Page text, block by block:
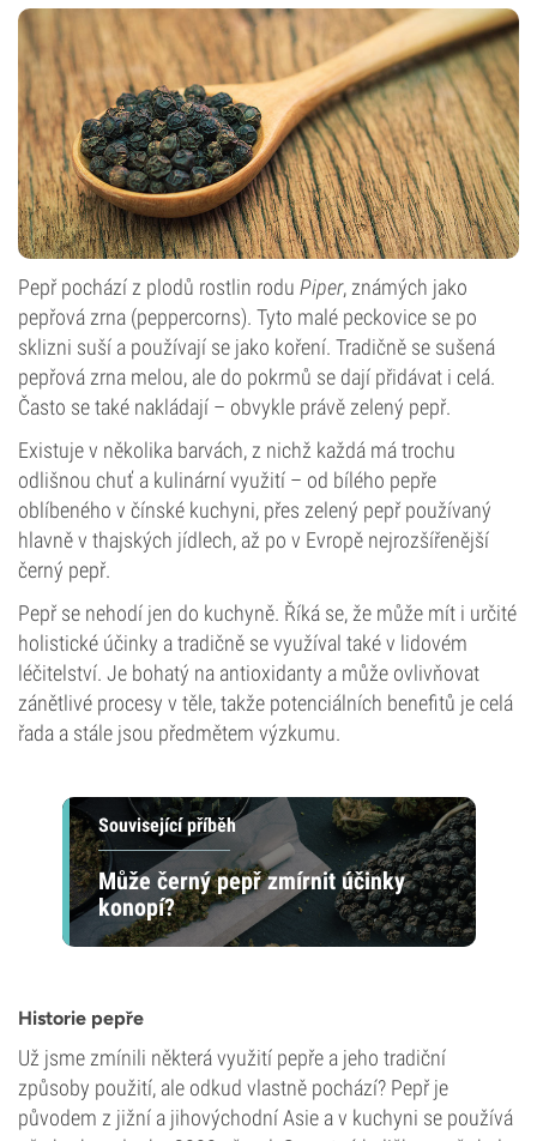
Pepř pochází z plodů rostlin rodu Piper, známých jako
pepřová zrna (peppercorns). Tyto malé peckovice se po
sklizni suší a používají se jako koření. Tradičně se sušená
pepřová zrna melou, ale do pokrmů se dají přidávat i celá.
Často se také nakládají – obvykle právě zelený pepř.
Existuje v několika barvách, z nichž každá má trochu
odlišnou chuť a kulinární využití – od bílého pepře
oblíbeného v čínské kuchyni, přes zelený pepř používaný
hlavně v thajských jídlech, až po v Evropě nejrozšířenější
černý pepř.
Pepř se nehodí jen do kuchyně. Říká se, že může mít i určité
holistické účinky a tradičně se využíval také v lidovém
léčitelství. Je bohatý na antioxidanty a může ovlivňovat
zánětlivé procesy v těle, takže potenciálních benefitů je celá
řada a stále jsou předmětem výzkumu.
Související příběh
Může černý pepř zmírnit účinky
konopí?
Historie pepře
Už jsme zmínili některá využití pepře a jeho tradiční
způsoby použití, ale odkud vlastně pochází? Pepř je
původem z jižní a jihovýchodní Asie a v kuchyni se používá